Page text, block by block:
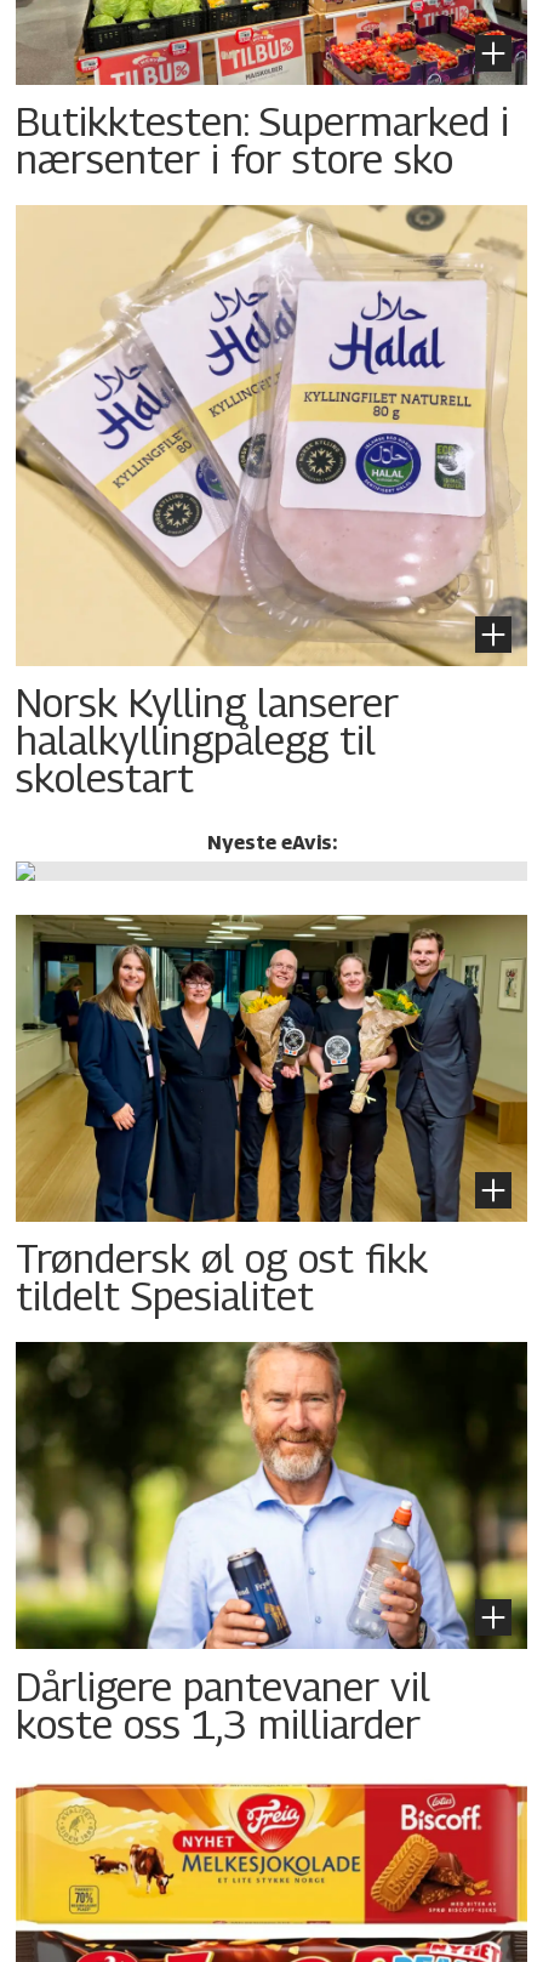
Butikktesten: Supermarked i
nærsenter i for store sko
Norsk Kylling lanserer
halalkylling­pålegg til
skolestart
Nyeste eAvis:
Trøndersk øl og ost fikk
tildelt Spesialitet
Dårligere pantevaner vil
koste oss 1,3 milliarder